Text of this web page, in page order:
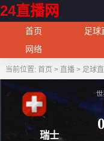
24直播网
首页 足球
网络
当前位置: 首页 > 直播> 足球